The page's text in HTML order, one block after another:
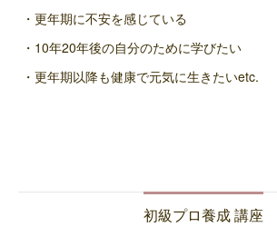
・更年期に不安を感じている
・10年20年後の自分のために学びたい
・更年期以降も健康で元気に生きたいetc.
初級プロ養成 講座